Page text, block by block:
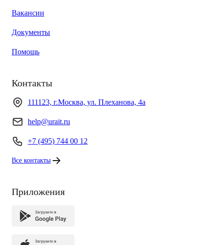
Вакансии
Документы
Помощь
Контакты
111123, г.Москва, ул. Плеханова, 4а
help@urait.ru
+7 (495) 744 00 12
Все контакты
Приложения